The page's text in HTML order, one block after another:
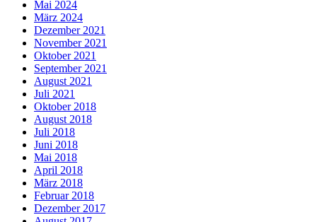
Mai 2024
März 2024
Dezember 2021
November 2021
Oktober 2021
September 2021
August 2021
Juli 2021
Oktober 2018
August 2018
Juli 2018
Juni 2018
Mai 2018
April 2018
März 2018
Februar 2018
Dezember 2017